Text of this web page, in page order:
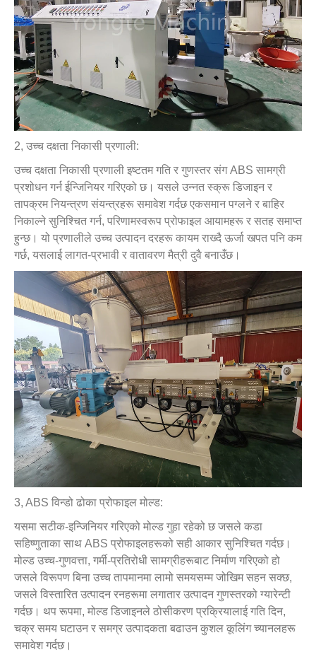
2, उच्च दक्षता निकासी प्रणाली:
उच्च दक्षता निकासी प्रणाली इष्टतम गति र गुणस्तर संग ABS सामग्री
प्रशोधन गर्न ईन्जिनियर गरिएको छ। यसले उन्नत स्क्रू डिजाइन र
तापक्रम नियन्त्रण संयन्त्रहरू समावेश गर्दछ एकसमान पग्लने र बाहिर
निकाल्ने सुनिश्चित गर्न, परिणामस्वरूप प्रोफाइल आयामहरू र सतह समाप्त
हुन्छ। यो प्रणालीले उच्च उत्पादन दरहरू कायम राख्दै ऊर्जा खपत पनि कम
गर्छ, यसलाई लागत-प्रभावी र वातावरण मैत्री दुवै बनाउँछ।
3, ABS विन्डो ढोका प्रोफाइल मोल्ड:
यसमा सटीक-इन्जिनियर गरिएको मोल्ड गुहा रहेको छ जसले कडा
सहिष्णुताका साथ ABS प्रोफाइलहरूको सही आकार सुनिश्चित गर्दछ।
मोल्ड उच्च-गुणवत्ता, गर्मी-प्रतिरोधी सामग्रीहरूबाट निर्माण गरिएको हो
जसले विरूपण बिना उच्च तापमानमा लामो समयसम्म जोखिम सहन सक्छ,
जसले विस्तारित उत्पादन रनहरूमा लगातार उत्पादन गुणस्तरको ग्यारेन्टी
गर्दछ। थप रूपमा, मोल्ड डिजाइनले ठोसीकरण प्रक्रियालाई गति दिन,
चक्र समय घटाउन र समग्र उत्पादकता बढाउन कुशल कूलिंग च्यानलहरू
समावेश गर्दछ।